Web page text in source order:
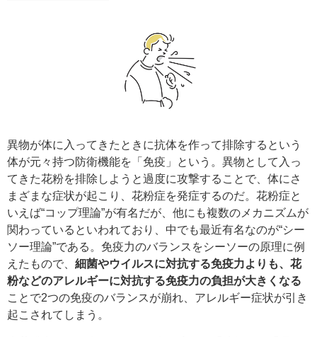
異物が体に入ってきたときに抗体を作って排除するという
体が元々持つ防衛機能を「免疫」という。異物として入っ
てきた花粉を排除しようと過度に攻撃することで、体にさ
まざまな症状が起こり、花粉症を発症するのだ。花粉症と
いえば“コップ理論”が有名だが、他にも複数のメカニズムが
関わっているといわれており、中でも最近有名なのが“シー
ソー理論”である。免疫力のバランスをシーソーの原理に例
えたもので、 細菌やウイルスに対抗する免疫力よりも、花
粉などのアレルギーに対抗する免疫力の負担が大きくなる
ことで2つの免疫のバランスが崩れ、アレルギー症状が引き
起こされてしまう。